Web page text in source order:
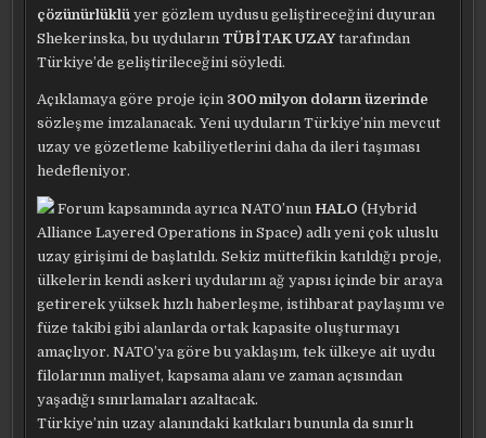
çözünürlüklü yer gözlem uydusu geliştireceğini duyuran
Shekerinska, bu uyduların TÜBİTAK UZAYtarafından
Türkiye’de geliştirileceğini söyledi.
Açıklamaya göre proje için 300 milyon doların üzerinde
sözleşme imzalanacak. Yeni uyduların Türkiye’nin mevcut
uzay ve gözetleme kabiliyetlerini daha da ileri taşıması
hedefleniyor.
Forum kapsamında ayrıca NATO’nun HALO (Hybrid
Alliance Layered Operations in Space) adlı yeni çok uluslu
uzay girişimi de başlatıldı. Sekiz müttefikin katıldığı proje,
ülkelerin kendi askeri uydularını ağ yapısı içinde bir araya
getirerek yüksek hızlı haberleşme, istihbarat paylaşımı ve
füze takibi gibi alanlarda ortak kapasite oluşturmayı
amaçlıyor. NATO’ya göre bu yaklaşım, tek ülkeye ait uydu
filolarının maliyet, kapsama alanı ve zaman açısından
yaşadığı sınırlamaları azaltacak.
Türkiye’nin uzay alanındaki katkıları bununla da sınırlı